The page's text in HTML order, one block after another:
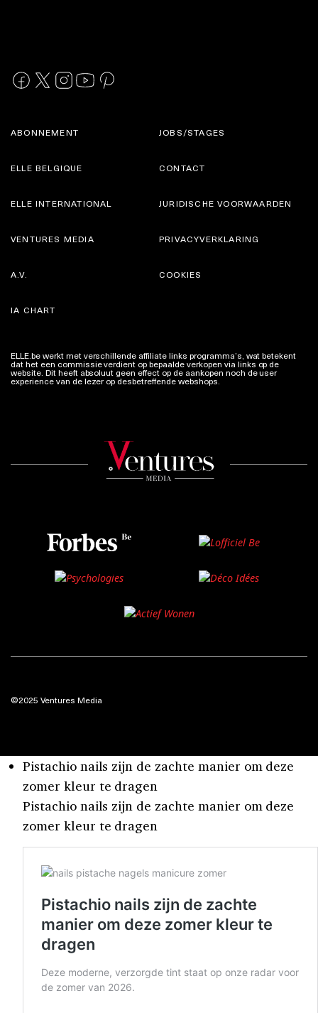
ABONNEMENT
ELLE BELGIQUE
JOBS/STAGES
CONTACT
ELLE INTERNATIONAL
VENTURES MEDIA
JURIDISCHE VOORWAARDEN
PRIVACYVERKLARING
A.V.
IA CHART
COOKIES
ELLE.be werkt met verschillende affiliate links programma’s, wat betekent
dat het een commissie verdient op bepaalde verkopen via links op de
website. Dit heeft absoluut geen effect op de aankopen noch de user
experience van de lezer op desbetreffende webshops.
©2025 Ventures Media
Pistachio nails zijn de zachte manier om deze
zomer kleur te dragen
Pistachio nails zijn de zachte manier om deze
zomer kleur te dragen